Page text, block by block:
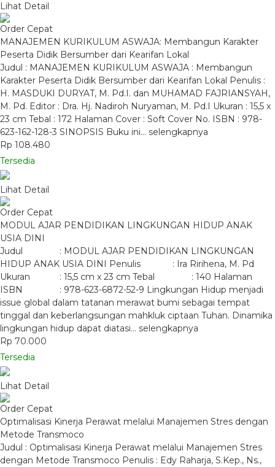
Lihat Detail
Order Cepat
MANAJEMEN KURIKULUM ASWAJA: Membangun Karakter
Peserta Didik Bersumber dari Kearifan Lokal
Judul : MANAJEMEN KURIKULUM ASWAJA : Membangun
Karakter Peserta Didik Bersumber dari Kearifan Lokal Penulis :
H. MASDUKI DURYAT, M. Pd.I. dan MUHAMAD FAJRIANSYAH,
M. Pd. Editor : Dra. Hj. Nadiroh Nuryaman, M. Pd.I Ukuran : 15,5 x
23 cm Tebal : 172 Halaman Cover : Soft Cover No. ISBN : 978-
623-162-128-3 SINOPSIS Buku ini… selengkapnya
Rp 108.480
Tersedia
Lihat Detail
Order Cepat
MODUL AJAR PENDIDIKAN LINGKUNGAN HIDUP ANAK
USIA DINI
Judul : MODUL AJAR PENDIDIKAN LINGKUNGAN
HIDUP ANAK USIA DINI Penulis : Ira Ririhena, M. Pd
Ukuran : 15,5 cm x 23 cm Tebal : 140 Halaman
ISBN : 978-623-6872-52-9 Lingkungan Hidup menjadi
issue global dalam tatanan merawat bumi sebagai tempat
tinggal dan keberlangsungan mahkluk ciptaan Tuhan. Dinamika
lingkungan hidup dapat diatasi… selengkapnya
Rp 70.000
Tersedia
Lihat Detail
Order Cepat
Optimalisasi Kinerja Perawat melalui Manajemen Stres dengan
Metode Transmoco
Judul : Optimalisasi Kinerja Perawat melalui Manajemen Stres
dengan Metode Transmoco Penulis : Edy Raharja, S.Kep., Ns.,